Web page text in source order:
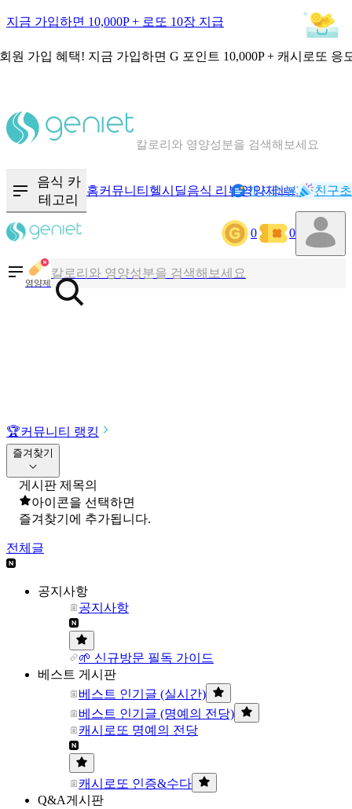
지금 가입하면 10,000P + 로또 10장 지급
원 가입 혜택! 지금 가입하면 G 포인트 10,000P + 캐시로또 응
칼로리와 영양성분을 검색해보세요
음식 카
테고리
홈커뮤니티 헬시딜음식 리뷰영양제NEW기록
캐시리뷰 친구
0 0
영양제
칼로리와 영양성분을 검색해보세요
혈당 · 다이어트 음식 검색해보세요
🏆커뮤니티 랭킹
즐겨찾기
게시판 제목의
아이콘을 선택하면
즐겨찾기에 추가됩니다.
전체글
공지사항
공지사항
🌱 신규방문 필독 가이드
베스트 게시판
베스트 인기글 (실시간)
베스트 인기글 (명예의 전당)
캐시로또 명예의 전당
캐시로또 인증&수다
Q&A게시판